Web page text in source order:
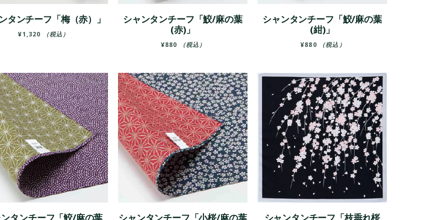
タンチーフ「梅（赤）」
¥1,320 （税込）
シャンタンチーフ「鮫/麻の葉
(赤)」
¥880 （税込）
シャンタンチーフ「鮫/麻の葉
(紺)」
¥880 （税込）
タンチーフ「鮫/麻の葉
シャンタンチーフ「小桜/麻の葉
シャンタンチーフ「枝垂れ桜